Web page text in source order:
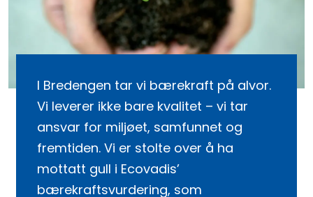
I Bredengen tar vi bærekraft på alvor.
Vi leverer ikke bare kvalitet – vi tar
ansvar for miljøet, samfunnet og
fremtiden. Vi er stolte over å ha
mottatt gull i Ecovadis’
bærekraftsvurdering, som